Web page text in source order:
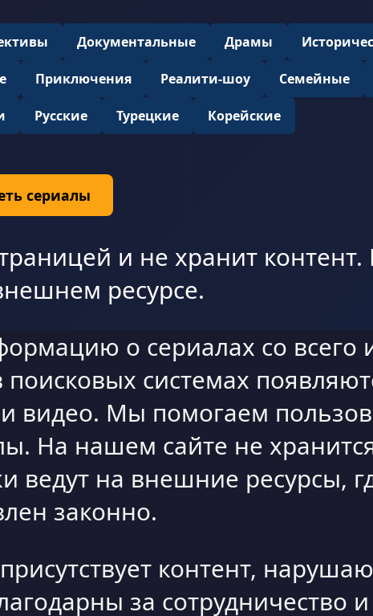
Документальные Драмы
Приключения Реалити-шоу Семейные
Русские Турецкие Корейские
сериалы
и не хранит
ресурсе.
о сериалах со
системах
видео. Мы помогаем
На нашем сайте не
ведут на внешние ресурсы,
законно.
контент,
за сотрудничество